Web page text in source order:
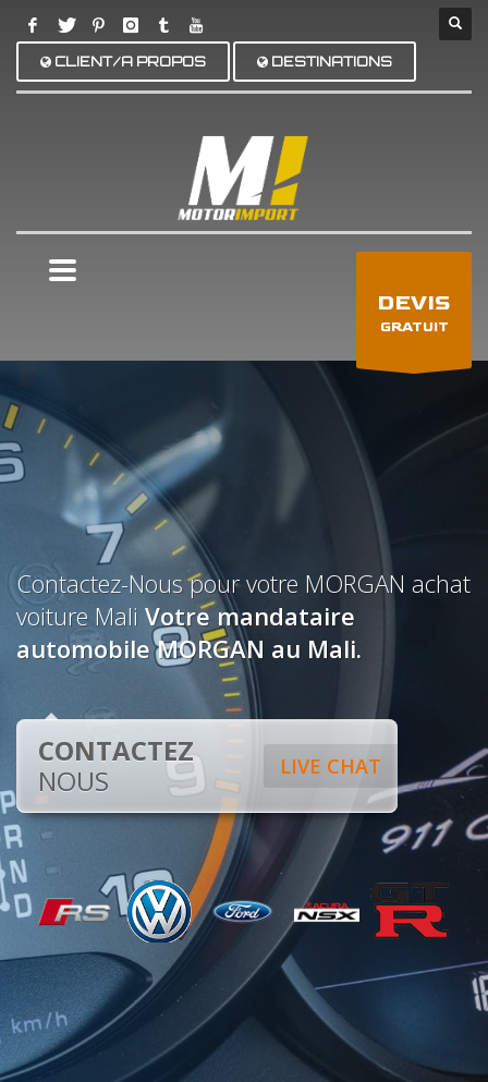
CLIENT/A PROPOS DESTINATIONS
DEVIS
GRATUIT
Contactez-Nous pour votre MORGAN achat
voiture Mali Votre mandataire
automobile MORGAN au Mali.
LIVE CHAT
CONTACTEZ
NOUS